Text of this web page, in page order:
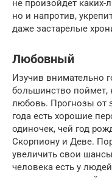
не произойдет
но и напротив,
даже застарелые
Любовный
Изучив внимательно
большинство поймет,
любовь. Прогнозы от
года есть хорошие
одиночек, чей год
Скорпиону и Деве.
увеличить свои
человека есть у